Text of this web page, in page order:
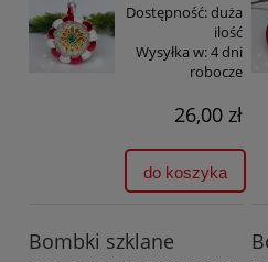
Dostępność:duża
ilość
Wysyłka w:4 dni
robocze
26,00 zł
do koszyka
Bombki szklane